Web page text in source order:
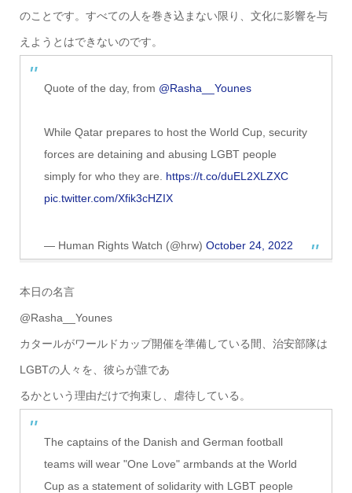
のことです。すべての人を巻き込まない限り、文化に影響を与
えようとはできないのです。
Quote of the day, from @Rasha__Younes
While Qatar prepares to host the World Cup, security
forces are detaining and abusing LGBT people
simply for who they are. https://t.co/duEL2XLZXC
pic.twitter.com/Xfik3cHZIX
— Human Rights Watch (@hrw) October 24, 2022
本日の名言
@Rasha__Younes
カタールがワールドカップ開催を準備している間、治安部隊は
LGBTの人々を、彼らが誰であ
るかという理由だけで拘束し、虐待している。
The captains of the Danish and German football
teams will wear "One Love" armbands at the World
Cup as a statement of solidarity with LGBT people